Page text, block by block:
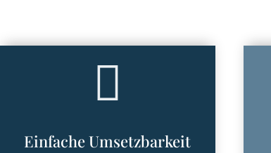

Einfache Umsetzbarkeit